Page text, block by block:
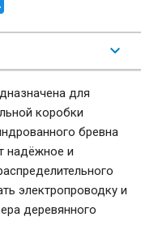
для
коробки
бревна
надёжное и
электропроводку и
деревянного